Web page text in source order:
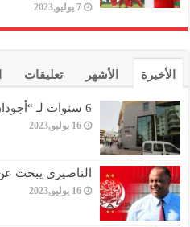
7 يوليو,2023
الأخيرة الأشهر تعليقات
6 سنوات لـ “أجودان” تسلم 40 مليونا رشوة
16 يوليو,2023
الناصيري يبحث
16 يوليو,2023